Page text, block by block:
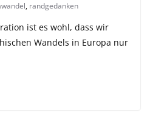
, randgedanken
ist es wohl, dass wir
Wandels in Europa nur